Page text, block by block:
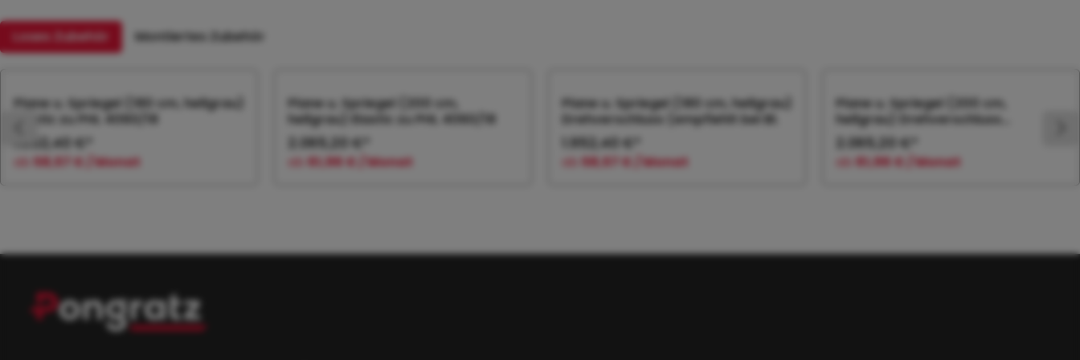
Loses Zubehör Montiertes Zubehör
Produktgalerie überspringen
Plane u. Spriegel (180 cm, hellgrau)
Elastic zu PHL 4060/18
1.952,40 €*
ab 58,57 € / Monat
Plane u. Spriegel (200 cm,
hellgrau) Elastic zu PHL 4060/18
2.065,20 €*
ab 61,96 € / Monat
Plane u. Spriegel (180 cm, hellgrau)
Drehverschluss (empfiehlt bei Bl.
1.952,40 €*
ab 58,57 € / Monat
Plane u. Spriegel (200 cm,
hellgrau) Drehverschluss
(empfiehlt bei Bl.
2.065,20 €*
ab 61,96 € / Monat